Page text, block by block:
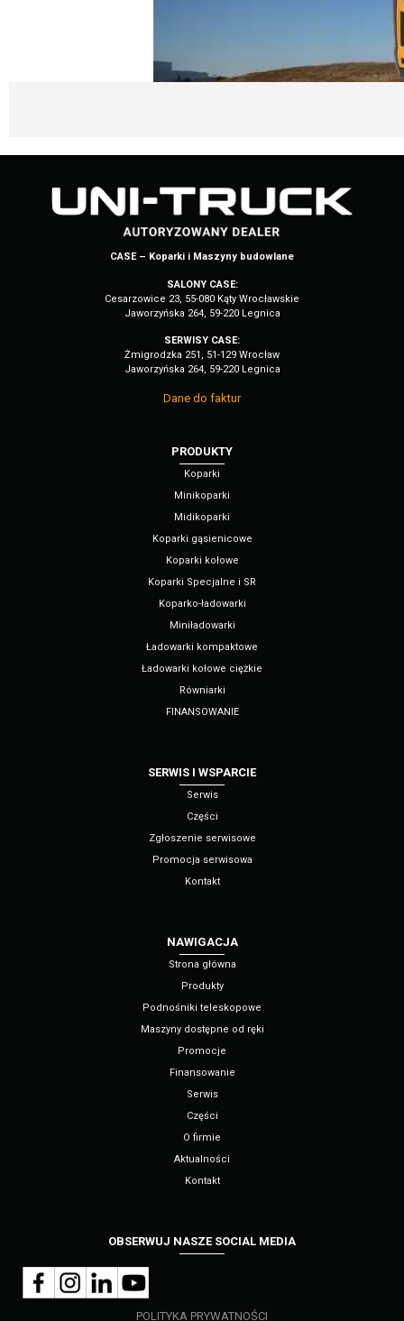
CASE – Koparki i Maszyny budowlane
SALONY CASE:
Cesarzowice 23, 55-080 Kąty Wrocławskie
Jaworzyńska 264, 59-220 Legnica
SERWISY CASE:
Żmigrodzka 251, 51-129 Wrocław
Jaworzyńska 264, 59-220 Legnica
Dane do faktur
PRODUKTY
Koparki
Minikoparki
Midikoparki
Koparki gąsienicowe
Koparki kołowe
Koparki Specjalne i SR
Koparko-ładowarki
Miniładowarki
Ładowarki kompaktowe
Ładowarki kołowe ciężkie
Równiarki
FINANSOWANIE
SERWIS I WSPARCIE
Serwis
Części
Zgłoszenie serwisowe
Promocja serwisowa
Kontakt
NAWIGACJA
Strona główna
Produkty
Podnośniki teleskopowe
Maszyny dostępne od ręki
Promocje
Finansowanie
Serwis
Części
O firmie
Aktualności
Kontakt
OBSERWUJ NASZE SOCIAL MEDIA
POLITYKA PRYWATNOŚCI